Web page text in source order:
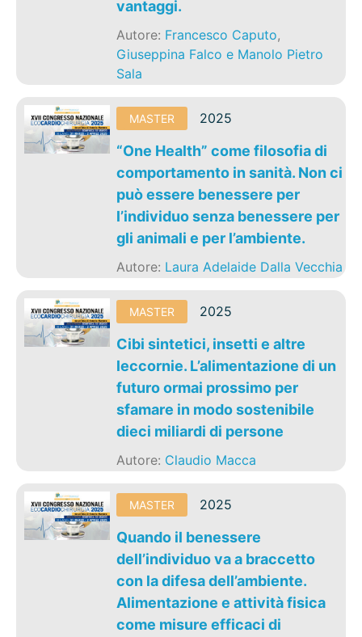
vantaggi.
Autore: Francesco Caputo,
Giuseppina Falco e Manolo Pietro
Sala
MASTER 2025
“One Health” come filosofia di
comportamento in sanità. Non ci
può essere benessere per
l’individuo senza benessere per
gli animali e per l’ambiente.
Autore: Laura Adelaide Dalla Vecchia
MASTER 2025
Cibi sintetici, insetti e altre
leccornie. L’alimentazione di un
futuro ormai prossimo per
sfamare in modo sostenibile
dieci miliardi di persone
Autore: Claudio Macca
MASTER 2025
Quando il benessere
dell’individuo va a braccetto
con la difesa dell’ambiente.
Alimentazione e attività fisica
come misure efficaci di